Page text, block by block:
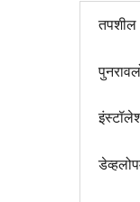
तपशील